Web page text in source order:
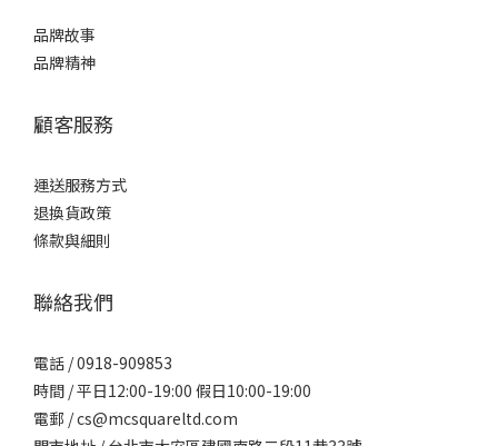
品牌故事
品牌精神
顧客服務
運送服務方式
退換貨政策
條款與細則
聯絡我們
電話 / 0918-909853
時間 / 平日12:00-19:00 假日10:00-19:00
電郵 / cs@mcsquareltd.com